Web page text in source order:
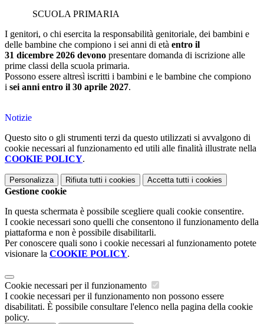
SCUOLA PRIMARIA
I genitori, o chi esercita la responsabilità genitoriale, dei bambini e
delle bambine che compiono i sei anni di età entro il
31 dicembre 2026 devono presentare domanda di iscrizione alle
prime classi della scuola primaria.
Possono essere altresì iscritti i bambini e le bambine che compiono
i sei anni entro il 30 aprile 2027.
Notizie
Questo sito o gli strumenti terzi da questo utilizzati si avvalgono di
cookie necessari al funzionamento ed utili alle finalità illustrate nella
COOKIE POLICY.
Personalizza Rifiuta tutti i cookies Accetta tutti i cookies
Gestione cookie
In questa schermata è possibile scegliere quali cookie consentire.
I cookie necessari sono quelli che consentono il funzionamento della
piattaforma e non è possibile disabilitarli.
Per conoscere quali sono i cookie necessari al funzionamento potete
visionare la COOKIE POLICY.
Cookie necessari per il funzionamento
I cookie necessari per il funzionamento non possono essere
disabilitati. È possibile consultare l'elenco nella pagina della cookie
policy.